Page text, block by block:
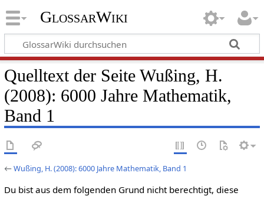
GlossarWiki
Quelltext der Seite Wußing, H.
(2008): 6000 Jahre Mathematik,
Band 1
←Wußing, H. (2008): 6000 Jahre Mathematik, Band 1
Du bist aus dem folgenden Grund nicht berechtigt, diese